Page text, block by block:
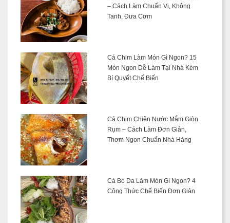
– Cách Làm Chuẩn Vị, Không
Tanh, Đưa Cơm
Cá Chim Làm Món Gì Ngon? 15
Món Ngon Dễ Làm Tại Nhà Kèm
Bí Quyết Chế Biến
Cá Chim Chiên Nước Mắm Giòn
Rụm – Cách Làm Đơn Giản,
Thơm Ngon Chuẩn Nhà Hàng
Cá Bò Da Làm Món Gì Ngon? 4
Công Thức Chế Biến Đơn Giản